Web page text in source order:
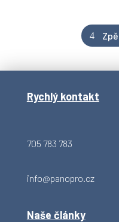
Rychlý kontakt
705 783 783
info@panopro.cz
Naše články